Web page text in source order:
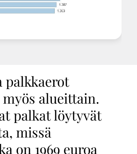
palkkaerot
alueittain.
palkat löytyvät
missä
on 1969 euroa